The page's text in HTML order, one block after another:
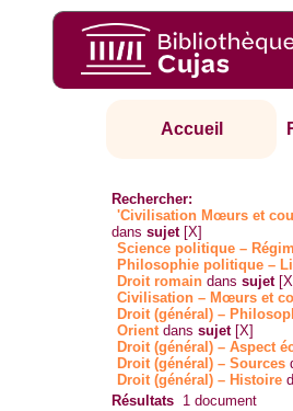
Accueil
Rechercher:
'Civilisation Mœurs et
danssujet [X]
Science politique –
Philosophie politique –
Droit romain danssujet
Civilisation – Mœurs et
Droit (général) –
Orientdanssujet [X]
Droit (général) – Aspect
Droit (général) – Sources
Droit (général) – Histoire
Résultats 1 document